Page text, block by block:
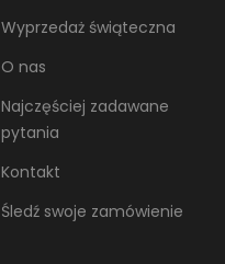
Wyprzedaż świąteczna
O nas
Najczęściej zadawane
pytania
Kontakt
Śledź swoje zamówienie